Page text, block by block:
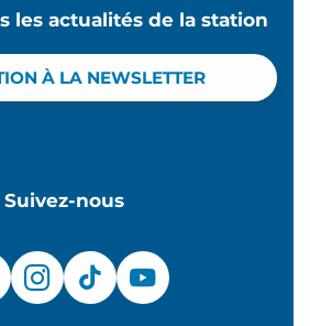
les actualités de la station
À LA NEWSLETTER
Suivez-nous